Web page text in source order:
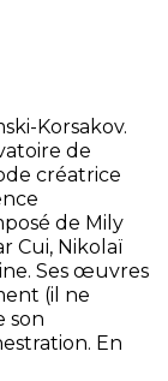
Korsakov.
de
créatrice
de Mily
Cui, Nikolaï
Ses œuvres
(il ne
son
En